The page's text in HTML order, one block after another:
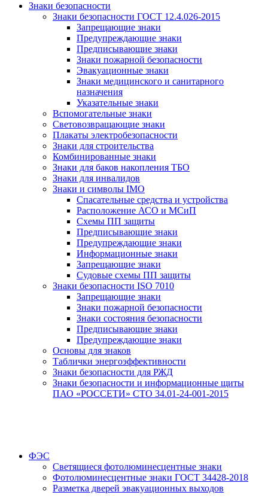
Знаки безопасности
Знаки безопасности ГОСТ 12.4.026-2015
Запрещающие знаки
Предупреждающие знаки
Предписывающие знаки
Знаки пожарной безопасности
Эвакуационные знаки
Знаки медицинского и санитарного
назначения
Указательные знаки
Вспомогательные знаки
Световозвращающие знаки
Плакаты электробезопасности
Знаки для строительства
Комбинированные знаки
Знаки для баков накопления ТБО
Знаки для инвалидов
Знаки и символы IMO
Спасательные средства и устройства
Расположение АСО и МСиП
Схемы ПП защиты
Предписывающие знаки
Предупреждающие знаки
Информационные знаки
Запрещающие знаки
Судовые схемы ПП защиты
Знаки безопасности ISO 7010
Запрещающие знаки
Знаки пожарной безопасности
Знаки состояния безопасности
Предписывающие знаки
Предупреждающие знаки
Основы для знаков
Таблички энергоэффективности
Знаки безопасности для РЖД
Знаки безопасности и информационные щиты
ПАО «РОССЕТИ» СТО 34.01-24-001-2015
ФЭС
Светящиеся фотолюминесцентные знаки
Фотолюминесцентные знаки ГОСТ 34428-2018
Разметка дверей эвакуационных выходов